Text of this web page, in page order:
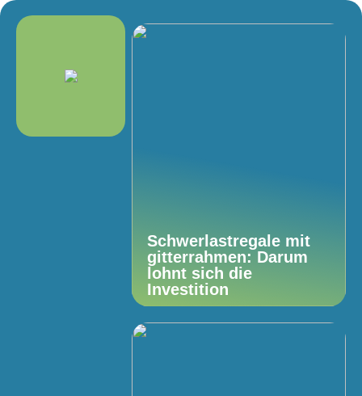
Schwerlastregale mit
gitterrahmen: Darum
lohnt sich die
Investition